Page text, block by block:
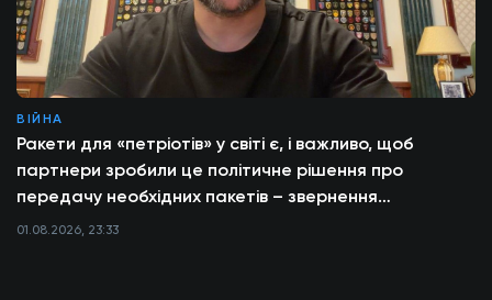
ВІЙНА
Ракети для «петріотів» у світі є, і важливо, щоб
партнери зробили це політичне рішення про
передачу необхідних пакетів – звернення
Президента
01.08.2026, 23:33